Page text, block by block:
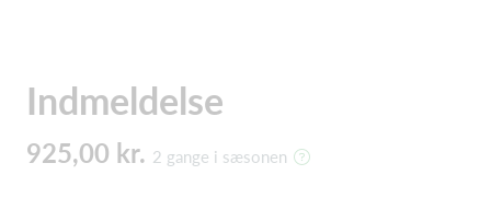
Indmeldelse
925,00 kr. 2 gange i sæsonen